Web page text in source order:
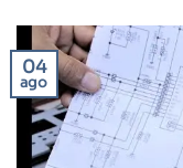
04
ago